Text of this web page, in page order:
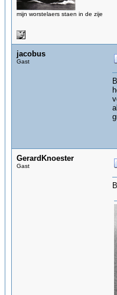
mijn worstelaers staen in de zije
jacobus
Gast
GerardKnoester
Gast